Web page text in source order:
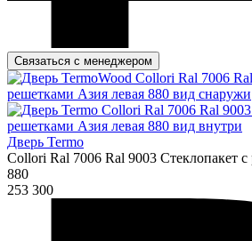
Связаться с менеджером
Дверь Termo
Collori Ral 7006 Ral 9003 Стеклопакет
880
253 300